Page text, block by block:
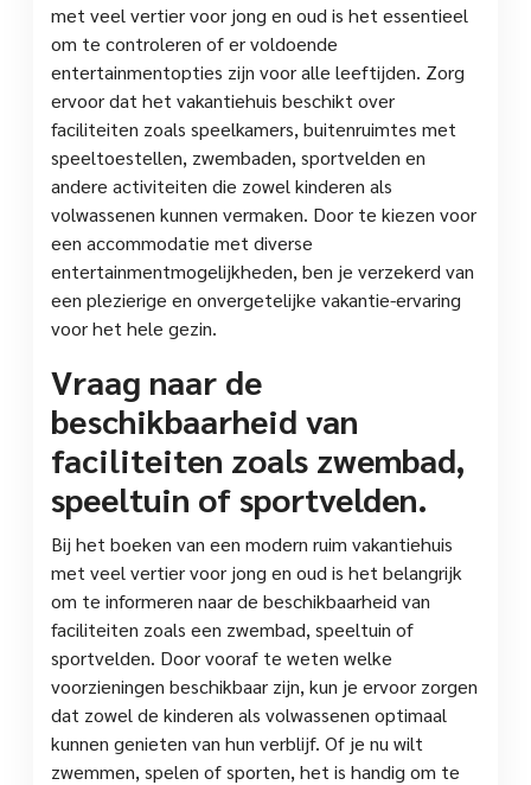
met veel vertier voor jong en oud is het essentieel
om te controleren of er voldoende
entertainmentopties zijn voor alle leeftijden. Zorg
ervoor dat het vakantiehuis beschikt over
faciliteiten zoals speelkamers, buitenruimtes met
speeltoestellen, zwembaden, sportvelden en
andere activiteiten die zowel kinderen als
volwassenen kunnen vermaken. Door te kiezen voor
een accommodatie met diverse
entertainmentmogelijkheden, ben je verzekerd van
een plezierige en onvergetelijke vakantie-ervaring
voor het hele gezin.
Vraag naar de
beschikbaarheid van
faciliteiten zoals zwembad,
speeltuin of sportvelden.
Bij het boeken van een modern ruim vakantiehuis
met veel vertier voor jong en oud is het belangrijk
om te informeren naar de beschikbaarheid van
faciliteiten zoals een zwembad, speeltuin of
sportvelden. Door vooraf te weten welke
voorzieningen beschikbaar zijn, kun je ervoor zorgen
dat zowel de kinderen als volwassenen optimaal
kunnen genieten van hun verblijf. Of je nu wilt
zwemmen, spelen of sporten, het is handig om te